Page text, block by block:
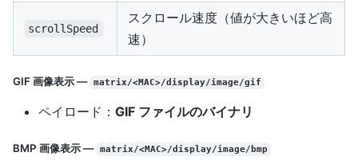
scrollSpeed
スクロール速度（値が大きいほど高
速）
GIF 画像表示 — matrix/<MAC>/display/image/gif
ペイロード： GIF ファイルのバイナリ
BMP 画像表示 — matrix/<MAC>/display/image/bmp